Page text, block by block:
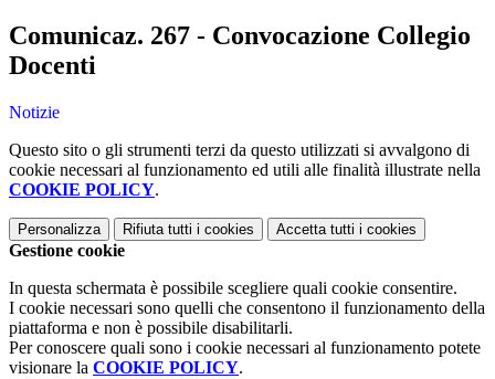
Comunicaz. 267 - Convocazione Collegio
Docenti
Notizie
Questo sito o gli strumenti terzi da questo utilizzati si avvalgono di
cookie necessari al funzionamento ed utili alle finalità illustrate nella
COOKIE POLICY.
Personalizza Rifiuta tutti i cookies Accetta tutti i cookies
Gestione cookie
In questa schermata è possibile scegliere quali cookie consentire.
I cookie necessari sono quelli che consentono il funzionamento della
piattaforma e non è possibile disabilitarli.
Per conoscere quali sono i cookie necessari al funzionamento potete
visionare la COOKIE POLICY.